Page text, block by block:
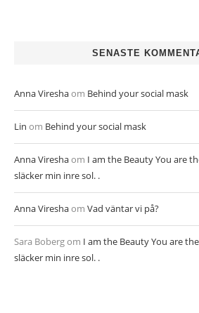
SENASTE
Anna Vireshaom Behind your social mask
Lin om Behind your social mask
Anna Vireshaom I am the Beauty You are
släcker min inre sol. .
Anna Vireshaom Vad väntar vi på?
Sara Bobergom I am the Beauty You are
släcker min inre sol. .